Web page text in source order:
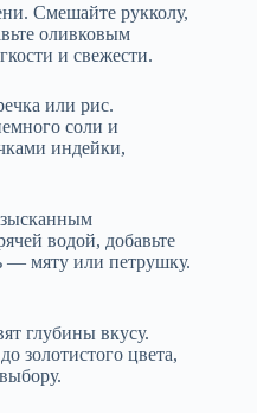
Смешайте рукколу,
оливковым
и свежести.
или рис.
соли и
индейки,
водой, добавьте
— мяту или петрушку.
глубины вкусу.
золотистого цвета,